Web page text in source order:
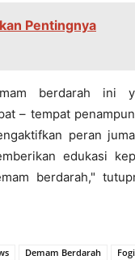
Pentingnya
berdarah ini
– tempat
peran
edukasi
berdarah,"
Demam Berdarah